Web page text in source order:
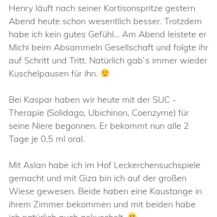
Henry läuft nach seiner Kortisonspritze gestern
Abend heute schon wesentlich besser. Trotzdem
habe ich kein gutes Gefühl… Am Abend leistete er
Michi beim Absammeln Gesellschaft und folgte ihr
auf Schritt und Tritt. Natürlich gab`s immer wieder
Kuschelpausen für ihn.
Bei Kaspar haben wir heute mit der SUC -
Therapie (Solidago, Ubichinon, Coenzyme) für
seine Niere begonnen. Er bekommt nun alle 2
Tage je 0,5 ml oral.
Mit Aslan habe ich im Hof Leckerchensuchspiele
gemacht und mit Giza bin ich auf der großen
Wiese gewesen. Beide haben eine Kaustange in
ihrem Zimmer bekommen und mit beiden habe